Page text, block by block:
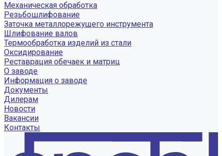
Механическая обработка
Резьбошлифование
Заточка металлорежущего инструмента
Шлифование валов
Термообработка изделий из стали
Оксидирование
Реставрация обечаек и матриц
О заводе
Информация о заводе
Документы
Дилерам
Новости
Вакансии
Контакты